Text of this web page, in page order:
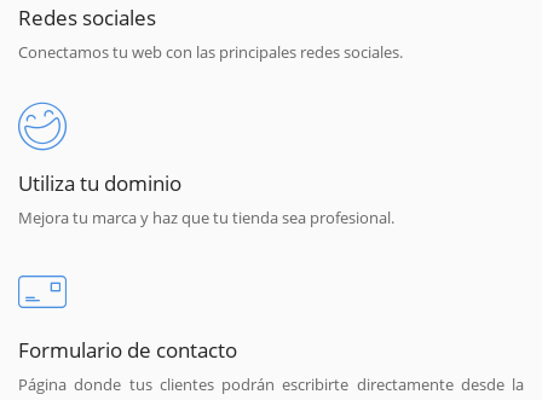
Redes sociales
Conectamos tu web con las principales redes sociales.
Utiliza tu dominio
Mejora tu marca y haz que tu tienda sea profesional.
Formulario de contacto
Página donde tus clientes podrán escribirte directamente desde la